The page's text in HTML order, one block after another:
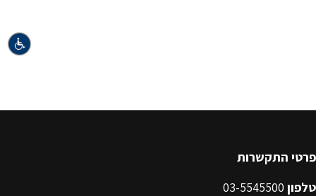
פרטי התקשרות
טלפון